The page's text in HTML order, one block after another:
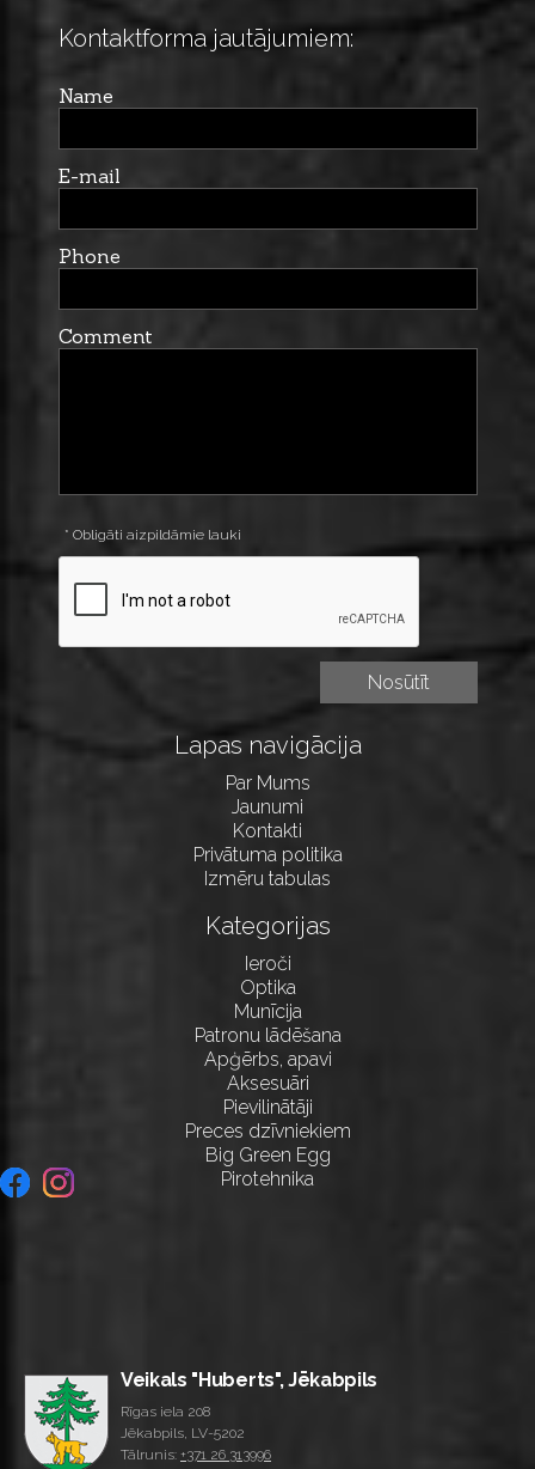
Kontaktforma jautājumiem:
Name
E-mail
Phone
Comment
* Obligāti aizpildāmie lauki
Lapas navigācija
Par Mums
Jaunumi
Kontakti
Privātuma politika
Izmēru tabulas
Kategorijas
Ieroči
Optika
Munīcija
Patronu lādēšana
Apģērbs, apavi
Aksesuāri
Pievilinātāji
Preces dzīvniekiem
Big Green Egg
Pirotehnika
Veikals "Huberts", Jēkabpils
Rīgas iela 208
Jēkabpils, LV-5202
Tālrunis: +371 26 313996